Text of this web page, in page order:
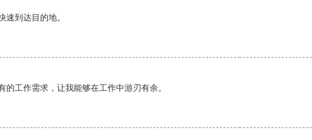
到达目的地。
工作需求，让我能够在工作中游刃有余。